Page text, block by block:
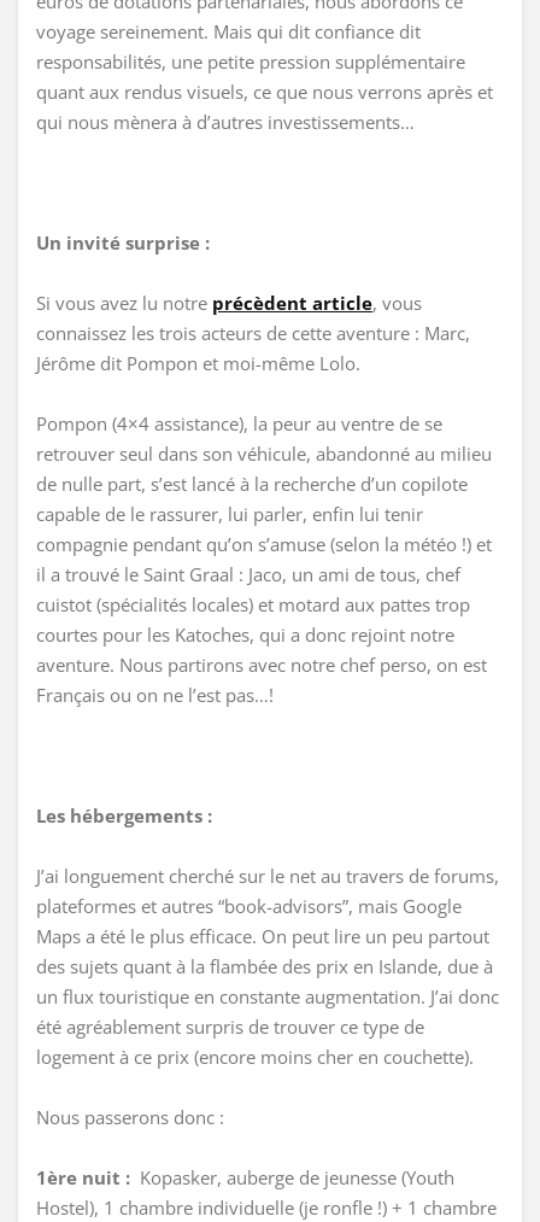
voyage sereinement. Mais qui dit confiance dit
responsabilités, une petite pression supplémentaire
quant aux rendus visuels, ce que nous verrons après et
qui nous mènera à d’autres investissements…
Un invité surprise :
Si vous avez lu notre précèdent article, vous
connaissez les trois acteurs de cette aventure : Marc,
Jérôme dit Pompon et moi-même Lolo.
Pompon (4×4 assistance), la peur au ventre de se
retrouver seul dans son véhicule, abandonné au milieu
de nulle part, s’est lancé à la recherche d’un copilote
capable de le rassurer, lui parler, enfin lui tenir
compagnie pendant qu’on s’amuse (selon la météo !) et
il a trouvé le Saint Graal : Jaco, un ami de tous, chef
cuistot (spécialités locales) et motard aux pattes trop
courtes pour les Katoches, qui a donc rejoint notre
aventure. Nous partirons avec notre chef perso, on est
Français ou on ne l’est pas…!
Les hébergements :
J’ai longuement cherché sur le net au travers de forums,
plateformes et autres “book-advisors”, mais Google
Maps a été le plus efficace. On peut lire un peu partout
des sujets quant à la flambée des prix en Islande, due à
un flux touristique en constante augmentation. J’ai donc
été agréablement surpris de trouver ce type de
logement à ce prix (encore moins cher en couchette).
Nous passerons donc :
1ère nuit : Kopasker, auberge de jeunesse (Youth
Hostel), 1 chambre individuelle (je ronfle !) + 1 chambre